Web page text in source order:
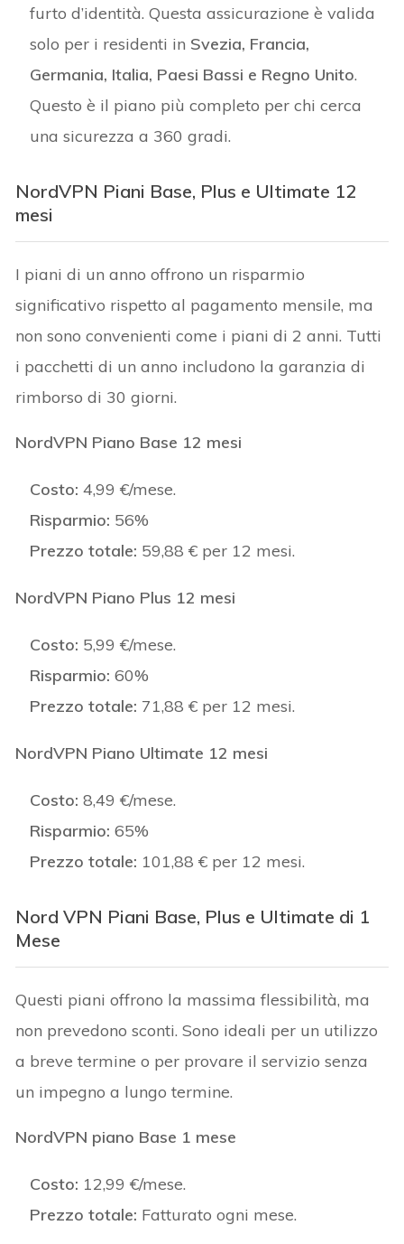
furto d’identità. Questa assicurazione è valida
solo per i residenti in Svezia, Francia,
Germania, Italia, Paesi Bassi e Regno Unito.
Questo è il piano più completo per chi cerca
una sicurezza a 360 gradi.
NordVPN Piani Base, Plus e Ultimate 12
mesi
I piani di un anno offrono un risparmio
significativo rispetto al pagamento mensile, ma
non sono convenienti come i piani di 2 anni. Tutti
i pacchetti di un anno includono la garanzia di
rimborso di 30 giorni.
NordVPN Piano Base 12 mesi
Costo: 4,99 €/mese.
Risparmio: 56%
Prezzo totale: 59,88 € per 12 mesi.
NordVPN Piano Plus 12 mesi
Costo: 5,99 €/mese.
Risparmio: 60%
Prezzo totale: 71,88 € per 12 mesi.
NordVPN Piano Ultimate 12 mesi
Costo: 8,49 €/mese.
Risparmio: 65%
Prezzo totale: 101,88 € per 12 mesi.
Nord VPN Piani Base, Plus e Ultimate di 1
Mese
Questi piani offrono la massima flessibilità, ma
non prevedono sconti. Sono ideali per un utilizzo
a breve termine o per provare il servizio senza
un impegno a lungo termine.
NordVPN piano Base 1 mese
Costo: 12,99 €/mese.
Prezzo totale: Fatturato ogni mese.